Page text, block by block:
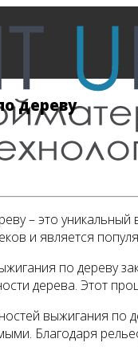
дереву
– это уникальный
и является
по дереву
дерева. Этот
выжигания по
Благодаря